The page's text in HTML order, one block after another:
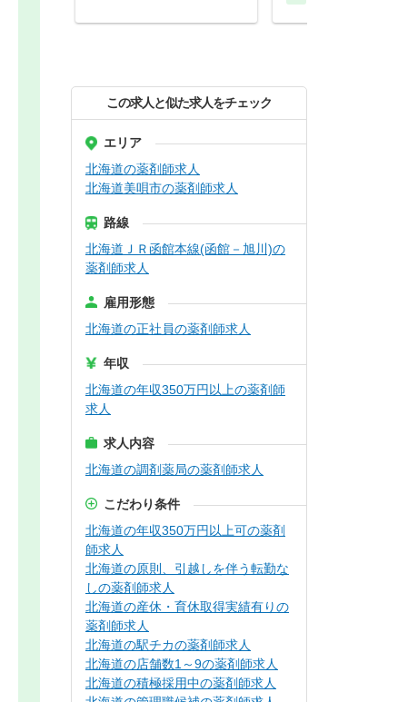
この求人と似た求人をチェック
エリア
北海道の薬剤師求人
北海道美唄市の薬剤師求人
路線
北海道ＪＲ函館本線(函館－旭川)の
薬剤師求人
雇用形態
北海道の正社員の薬剤師求人
年収
北海道の年収350万円以上の薬剤師
求人
求人内容
北海道の調剤薬局の薬剤師求人
こだわり条件
北海道の年収350万円以上可の薬剤
師求人
北海道の原則、引越しを伴う転勤な
しの薬剤師求人
北海道の産休・育休取得実績有りの
薬剤師求人
北海道の駅チカの薬剤師求人
北海道の店舗数1～9の薬剤師求人
北海道の積極採用中の薬剤師求人